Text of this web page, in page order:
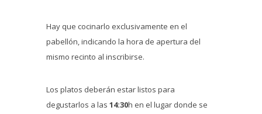
Hay que cocinarlo exclusivamente en el
pabellón, indicando la hora de apertura del
mismo recinto al inscribirse.
Los platos deberán estar listos para
degustarlos a las 14:30h en el lugar donde se